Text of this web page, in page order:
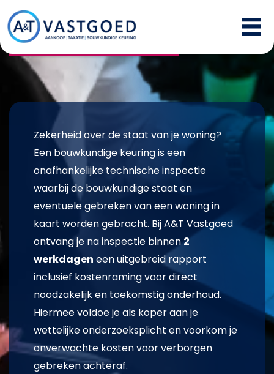
Bouwkundige keuring
Zekerheid over de staat van je woning?
Een bouwkundige keuring is een
onafhankelijke technische inspectie
waarbij de bouwkundige staat en
eventuele gebreken van een woning in
kaart worden gebracht. Bij A&T Vastgoed
ontvang je na inspectie binnen2
werkdagen een uitgebreid rapport
inclusief kostenraming voor direct
noodzakelijk en toekomstig onderhoud.
Hiermee voldoe je als koper aan je
wettelijke onderzoeksplicht en voorkom je
onverwachte kosten voor verborgen
gebreken achteraf.